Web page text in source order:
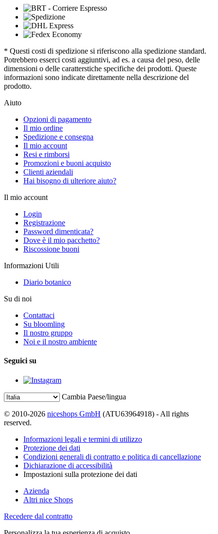
* Questi costi di spedizione si riferiscono alla spedizione standard.
Potrebbero esserci costi aggiuntivi, ad es. a causa del peso, delle
dimensioni o delle caratterstiche specifiche dei prodotti. Queste
informazioni sono indicate direttamente nella descrizione del
prodotto.
Aiuto
Opzioni di pagamento
Il mio ordine
Spedizione e consegna
Il mio account
Resi e rimborsi
Promozioni e buoni acquisto
Clienti aziendali
Hai bisogno di ulteriore aiuto?
Il mio account
Login
Registrazione
Password dimenticata?
Dove è il mio pacchetto?
Riscossione buoni
Informazioni Utili
Diario botanico
Su di noi
Contattaci
Su bloomling
Il nostro gruppo
Noi e il nostro ambiente
Seguici su
Cambia Paese/lingua
© 2010-2026 niceshops GmbH (ATU63964918) - All rights
reserved.
Informazioni legali e termini di utilizzo
Protezione dei dati
Condizioni generali di contratto e politica di cancellazione
Dichiarazione di accessibilità
Impostazioni sulla protezione dei dati
Azienda
Altri nice Shops
Recedere dal contratto